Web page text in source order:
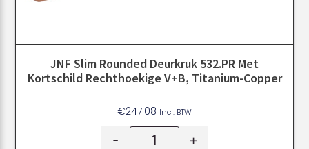
JNF Slim Rounded Deurkruk 532.PR Met
Kortschild Rechthoekige V+B, Titanium-Copper
€247.08 Incl. BTW
- +